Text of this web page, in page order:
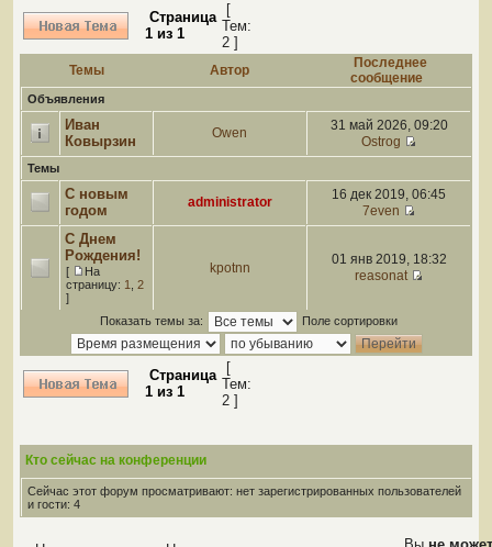
Страница
1 из 1
[
Тем:
2 ]
Темы Автор
Последнее
сообщение
Объявления
Иван
Ковырзин
Owen
31 май 2026, 09:20
Ostrog
Темы
С новым
годом
administrator
16 дек 2019, 06:45
7even
С Днем
Рождения!
[
На
страницу: 1
2
]
kpotnn
01 янв 2019, 18:32
reasonat
Показать темы за: Поле сортировки
Страница
1 из 1
[
Тем:
2 ]
Кто сейчас на конференции
Сейчас этот форум просматривают: нет зарегистрированных пользователей
и гости: 4